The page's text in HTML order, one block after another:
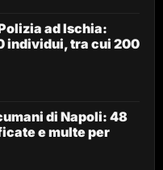
ad Ischia:
individui, tra cui 200
di Napoli: 48
e multe per